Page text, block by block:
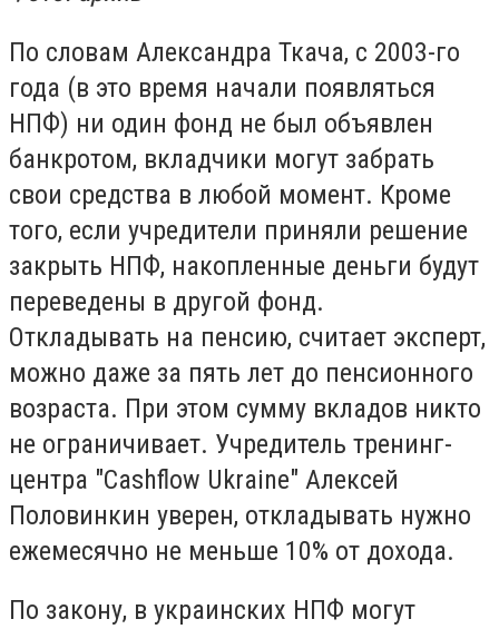
По словам Александра Ткача, с 2003-го
года (в это время начали появляться
НПФ) ни один фонд не был объявлен
банкротом, вкладчики могут забрать
свои средства в любой момент. Кроме
того, если учредители приняли решение
закрыть НПФ, накопленные деньги будут
переведены в другой фонд.
Откладывать на пенсию, считает эксперт,
можно даже за пять лет до пенсионного
возраста. При этом сумму вкладов никто
не ограничивает. Учредитель тренинг-
центра "Cashflow Ukraine" Алексей
Половинкин уверен, откладывать нужно
ежемесячно не меньше 10% от дохода.
По закону, в украинских НПФ могут